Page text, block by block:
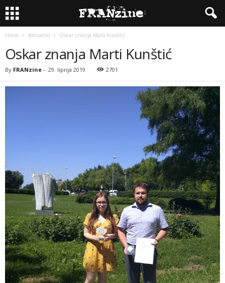
Home Aktualno Oskar znanja Marti Kunštić
Oskar znanja Marti Kunštić
By FRANzine - 29. lipnja 2019. 2701